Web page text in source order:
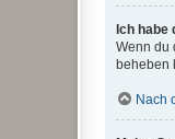
Ich
Wenn du
beheben
Nach